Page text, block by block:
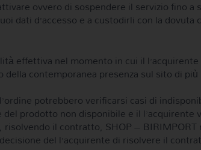
ovvero di sospendere il servizio fino a
dati d’accesso e a custodirli con la
effettiva nel momento in cui il
contemporanea presenza sul sito di
potrebbero verificarsi casi di
prodotto non disponibile e il
risolvendo il contratto, SHOP –
del l’acquirente di risolvere il